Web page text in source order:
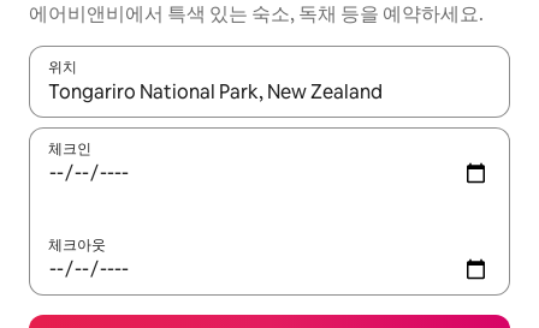
에어비앤비에서 특색 있는 숙소, 독채 등을 예약하세요.
위치
결과가 나오면 위·아래 화살표 키를 사용하거나 터치 또는 스와이
체크인
체크아웃